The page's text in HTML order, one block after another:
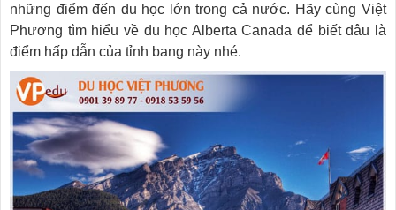
những điểm đến du học lớn trong cả nước. Hãy cùng Việt
Phương tìm hiểu về du học Alberta Canada để biết đâu là
điểm hấp dẫn của tỉnh bang này nhé.